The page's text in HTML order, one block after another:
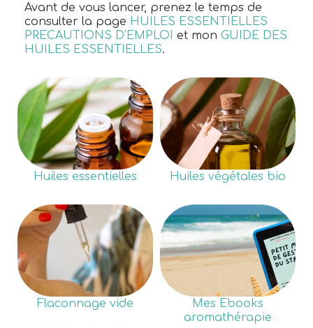
Avant de vous lancer, prenez le temps de
consulter la page HUILES ESSENTIELLES
PRECAUTIONS D'EMPLOI et mon GUIDE DES
HUILES ESSENTIELLES.
Huiles essentielles Huiles végétales bio
Flaconnage vide
Mes Ebooks
aromathérapie